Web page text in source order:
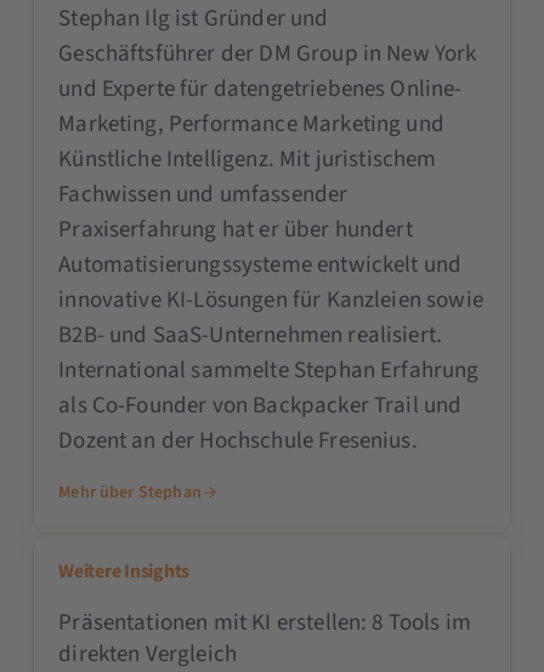
Stephan Ilg ist Gründer und
Geschäftsführer der DM Group in New York
und Experte für datengetriebenes Online-
Marketing, Performance Marketing und
Künstliche Intelligenz. Mit juristischem
Fachwissen und umfassender
Praxiserfahrung hat er über hundert
Automatisierungssysteme entwickelt und
innovative KI-Lösungen für Kanzleien sowie
B2B- und SaaS-Unternehmen realisiert.
International sammelte Stephan Erfahrung
als Co-Founder von Backpacker Trail und
Dozent an der Hochschule Fresenius.
Mehr über Stephan
Weitere Insights
Präsentationen mit KI erstellen: 8 Tools im
direkten Vergleich